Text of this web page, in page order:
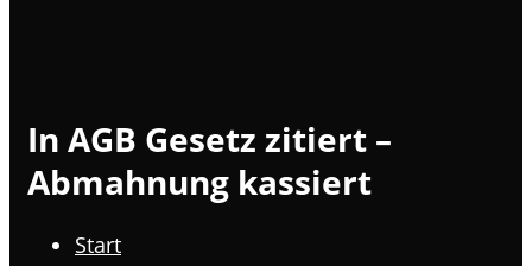
In AGB Gesetz zitiert –
Abmahnung kassiert
Start